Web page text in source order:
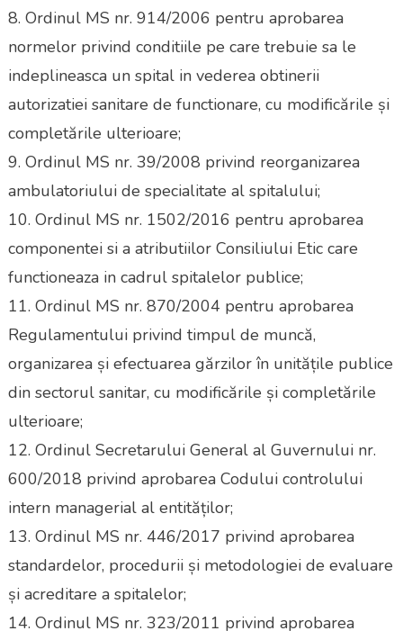
8. Ordinul MS nr. 914/2006 pentru aprobarea
normelor privind conditiile pe care trebuie sa le
indeplineasca un spital in vederea obtinerii
autorizatiei sanitare de functionare, cu modificările și
completările ulterioare;
9. Ordinul MS nr. 39/2008 privind reorganizarea
ambulatoriului de specialitate al spitalului;
10. Ordinul MS nr. 1502/2016 pentru aprobarea
componentei si a atributiilor Consiliului Etic care
functioneaza in cadrul spitalelor publice;
11. Ordinul MS nr. 870/2004 pentru aprobarea
Regulamentului privind timpul de muncă,
organizarea și efectuarea gărzilor în unitățile publice
din sectorul sanitar, cu modificările și completările
ulterioare;
12. Ordinul Secretarului General al Guvernului nr.
600/2018 privind aprobarea Codului controlului
intern managerial al entităților;
13. Ordinul MS nr. 446/2017 privind aprobarea
standardelor, procedurii și metodologiei de evaluare
și acreditare a spitalelor;
14. Ordinul MS nr. 323/2011 privind aprobarea